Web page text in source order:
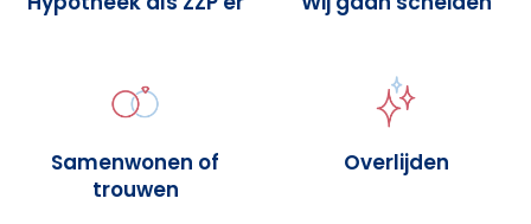
Samenwonen of
trouwen
Overlijden